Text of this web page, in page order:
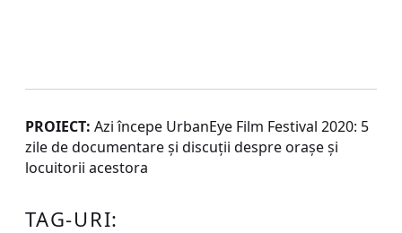
PROIECT: Azi începe UrbanEye Film Festival 2020: 5
zile de documentare și discuții despre orașe și
locuitorii acestora
TAG-URI: